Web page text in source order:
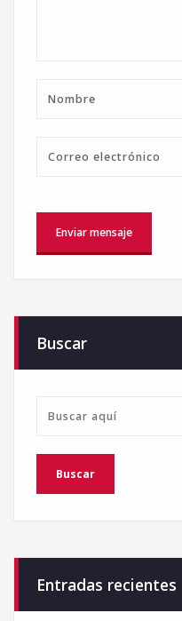
Buscar
Entradas recientes